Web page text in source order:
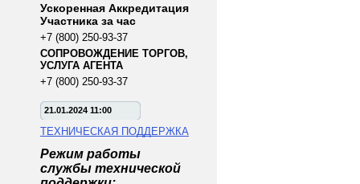
Ускоренная Аккредитация
Участника за час
+7 (800) 250-93-37
СОПРОВОЖДЕНИЕ ТОРГОВ,
УСЛУГА АГЕНТА
+7 (800) 250-93-37
21.01.2024 11:00
ТЕХНИЧЕСКАЯ ПОДДЕРЖКА
Режим работы
службы технической